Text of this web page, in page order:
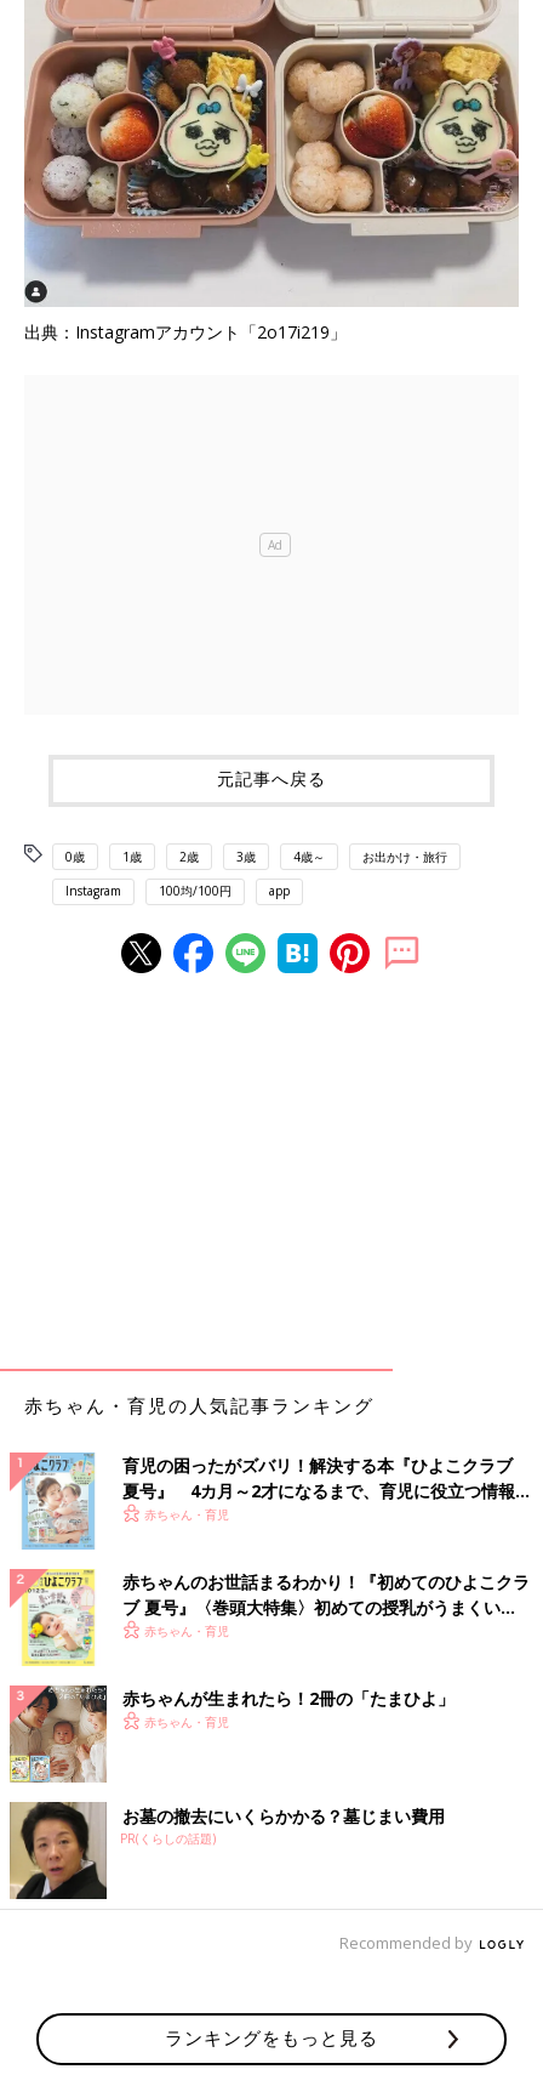
出典：Instagramアカウント「2o17i219」
元記事へ戻る
0歳 1歳 2歳 3歳 4歳～ お出かけ・旅行
Instagram 100均/100円 app
赤ちゃん・育児の人気記事ランキング
育児の困ったがズバリ！解決する本『ひよこクラブ
夏号』 4カ月～2才になるまで、育児に役立つ情報が
いっぱい！
赤ちゃん・育児
赤ちゃんのお世話まるわかり！『初めてのひよこクラ
ブ 夏号』〈巻頭大特集〉初めての授乳がうまくい
く！ おっぱい・ミルクの基本と夏のトラブル 解決テ
赤ちゃん・育児
赤ちゃんが生まれたら！2冊の「たまひよ」
赤ちゃん・育児
お墓の撤去にいくらかかる？墓じまい費用
PR(くらしの話題)
Recommended by
ランキングをもっと見る